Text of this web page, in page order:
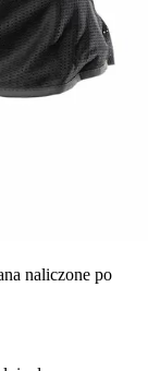
naliczone po